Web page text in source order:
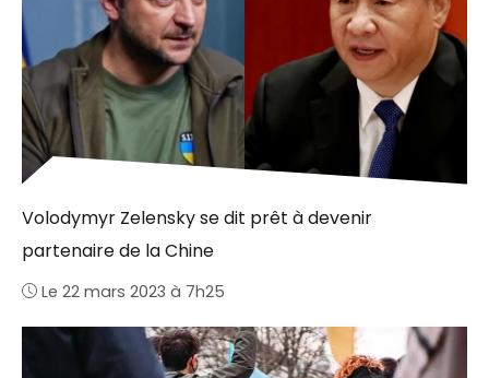
Volodymyr Zelensky se dit prêt à devenir
partenaire de la Chine
Le 22 mars 2023 à 7h25